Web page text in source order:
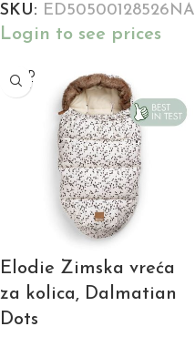
SKU: ED50500128526NA
Login to see prices
SOLD
OUT
Elodie Zimska vreća
za kolica, Dalmatian
Dots